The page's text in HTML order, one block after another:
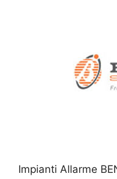
Impianti Allarme